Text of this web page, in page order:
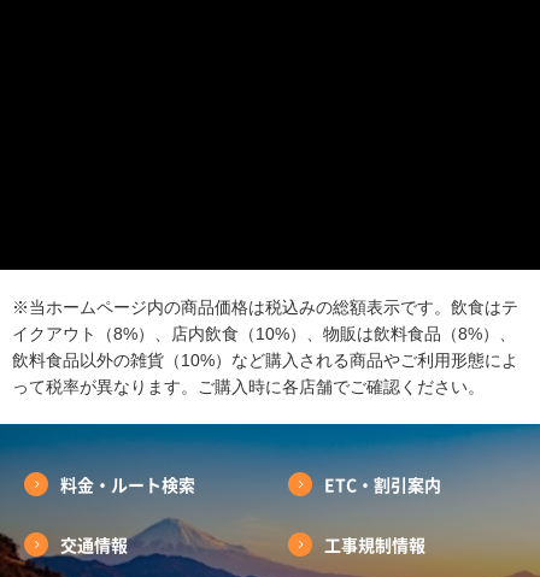
※当ホームページ内の商品価格は税込みの総額表示です。飲食はテ
イクアウト（8%）、店内飲食（10%）、物販は飲料食品（8%）、
飲料食品以外の雑貨（10%）など購入される商品やご利用形態によ
って税率が異なります。ご購入時に各店舗でご確認ください。
料金・ルート検索 ETC・割引案内
交通情報 工事規制情報